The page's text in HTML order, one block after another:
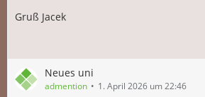
Gruß Jacek
Neues uni
admention 1. April 2026 um 22:46